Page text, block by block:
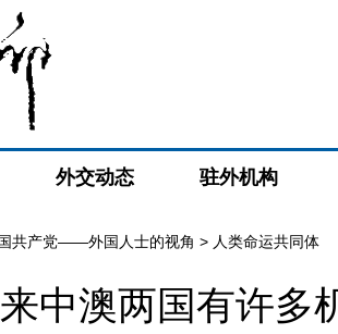
外交动态 驻外机构
共产党——外国人士的视角 > 人类命运共同体
中澳两国有许多